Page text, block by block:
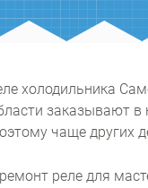
холодильника
заказывают в
чаще других
реле для